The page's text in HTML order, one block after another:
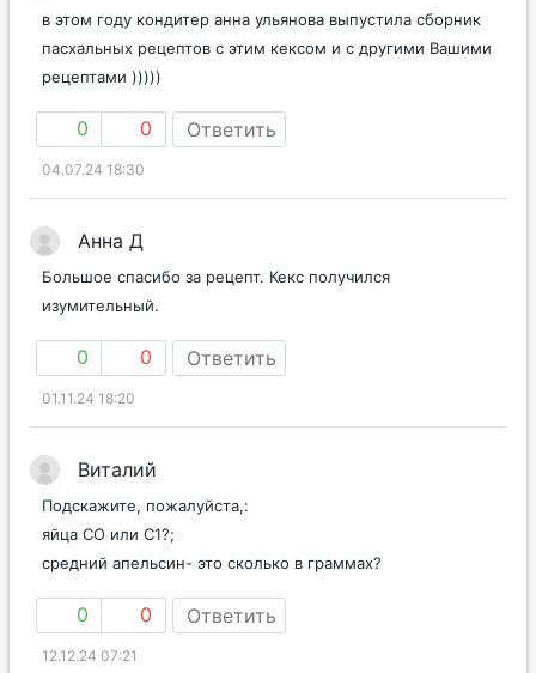
в этом году кондитер анна ульянова выпустила сборник
пасхальных рецептов с этим кексом и с другими Вашими
рецептами )))))
0 0 Ответить
04.07.24 18:30
Анна Д
Большое спасибо за рецепт. Кекс получился
изумительный.
0 0 Ответить
01.11.24 18:20
Виталий
Подскажите, пожалуйста,:
яйца СО или С1?;
средний апельсин- это сколько в граммах?
0 0 Ответить
12.12.24 07:21